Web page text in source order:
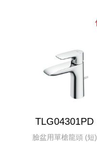
TLG04301PD
臉盆用單槍龍頭 (短)